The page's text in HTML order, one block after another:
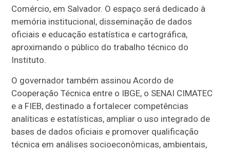
Comércio, em Salvador. O espaço será dedicado à
memória institucional, disseminação de dados
oficiais e educação estatística e cartográfica,
aproximando o público do trabalho técnico do
Instituto.
O governador também assinou Acordo de
Cooperação Técnica entre o IBGE, o SENAI CIMATEC
e a FIEB, destinado a fortalecer competências
analíticas e estatísticas, ampliar o uso integrado de
bases de dados oficiais e promover qualificação
técnica em análises socioeconômicas, ambientais,